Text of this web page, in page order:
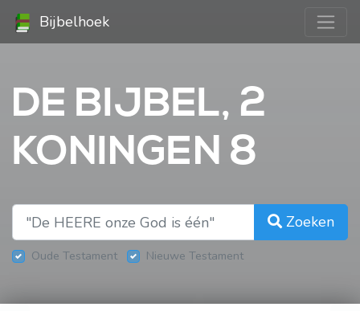
Bijbelhoek
DE BIJBEL, 2
KONINGEN 8
Zoeken
Oude Testament Nieuwe Testament